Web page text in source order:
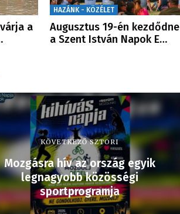
a
HAZÁNK - KÖZÉLET
Augusztus 19-én
a Szent István Napok E…
KÖVETKEZŐ SZTORI
Mozgásra hív az ország egyik
legnagyobb közösségi
sportprogramja